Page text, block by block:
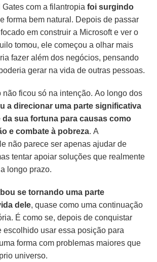
com a filantropiafoi surgindo
forma bem natural. Depois de passar
em construir a Microsoft e ver o
tomou, ele começou a olhar mais
fazer além dos negócios, pensando
gerar na vida de outras pessoas.
não ficou só na intenção. Ao longo dos
a direcionar uma parte significativa
sua fortuna para causas como
e combate à pobreza. A
não parece ser apenas ajudar de
tentar apoiar soluções que realmente
longo prazo.
se tornando uma parte
dele, quase como uma continuação
É como se, depois de conquistar
escolhido usar essa posição para
forma com problemas maiores que
universo.